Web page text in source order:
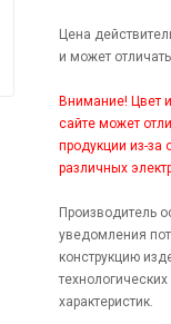
Цена
и может
Внимание! Цвет
сайте может
продукции из-за
различных
Производитель
уведомления
конструкцию
характеристик.